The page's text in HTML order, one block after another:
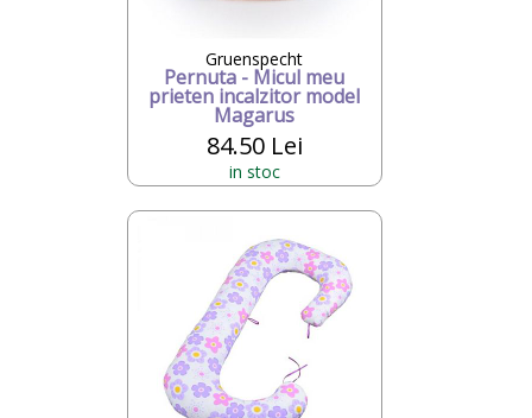
Gruenspecht
Pernuta - Micul meu
prieten incalzitor model
Magarus
84.50 Lei
in stoc